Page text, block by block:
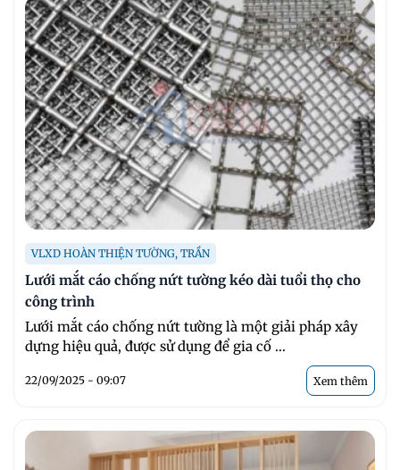
VLXD HOÀN THIỆN TƯỜNG, TRẦN
Lưới mắt cáo chống nứt tường kéo dài tuổi thọ cho
công trình
Lưới mắt cáo chống nứt tường là một giải pháp xây
dựng hiệu quả, được sử dụng để gia cố ...
22/09/2025 - 09:07 Xem thêm